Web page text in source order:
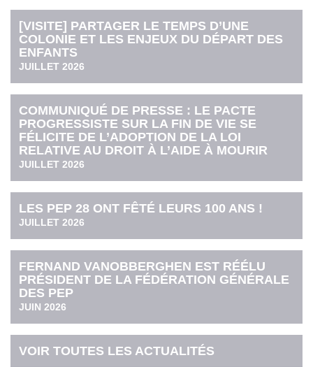
[VISITE] PARTAGER LE TEMPS D’UNE
COLONIE ET LES ENJEUX DU DÉPART DES
ENFANTS
JUILLET 2026
COMMUNIQUÉ DE PRESSE : LE PACTE
PROGRESSISTE SUR LA FIN DE VIE SE
FÉLICITE DE L’ADOPTION DE LA LOI
RELATIVE AU DROIT À L’AIDE À MOURIR
JUILLET 2026
LES PEP 28 ONT FÊTÉ LEURS 100 ANS !
JUILLET 2026
FERNAND VANOBBERGHEN EST RÉÉLU
PRÉSIDENT DE LA FÉDÉRATION GÉNÉRALE
DES PEP
JUIN 2026
VOIR TOUTES LES ACTUALITÉS